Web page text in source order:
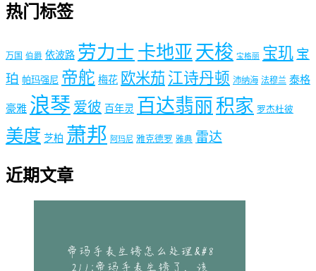
热门标签
万国 伯爵 依波路 劳力士 卡地亚 天梭 宝格丽 宝玑 宝
珀 帕玛强尼 帝舵 梅花 欧米茄 江诗丹顿 沛纳海 法穆兰 泰格
豪雅 浪琴 爱彼 百年灵 百达翡丽 积家 罗杰杜彼
美度 芝柏 萧邦 阿玛尼 雅克德罗 雅典 雷达
近期文章